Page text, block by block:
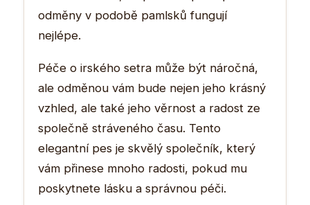
odměny v podobě pamlsků fungují
nejlépe.
Péče o irského setra může být náročná,
ale odměnou vám bude nejen jeho krásný
vzhled, ale také jeho věrnost a radost ze
společně stráveného času. Tento
elegantní pes je skvělý společník, který
vám přinese mnoho radosti, pokud mu
poskytnete lásku a správnou péči.